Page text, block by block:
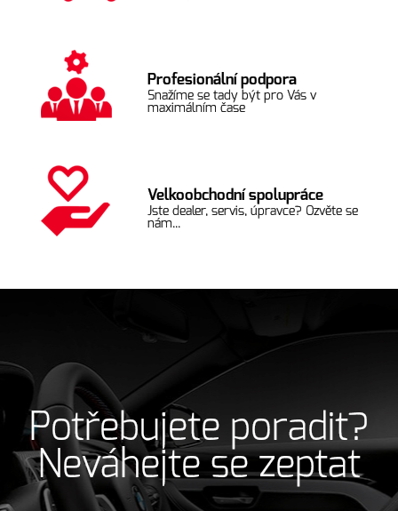
Profesionální podpora
Snažíme se tady být pro Vás v
maximálním čase
Velkoobchodní spolupráce
Jste dealer, servis, úpravce? Ozvěte se
nám...
Potřebujete poradit?
Neváhejte se zeptat